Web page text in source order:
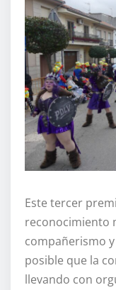
Este tercer
reconocimiento
compañerismo
posible que la
llevando con